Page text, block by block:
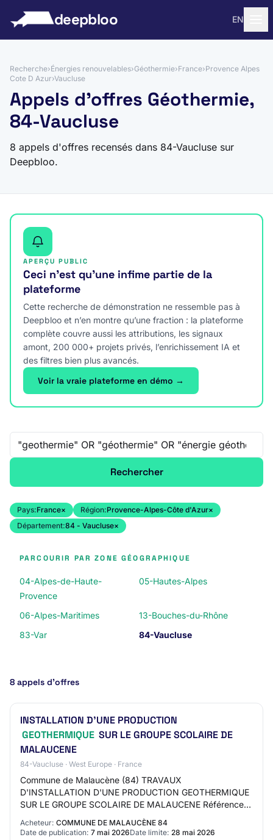
deepbloo EN
Recherche›Énergies renouvelables›Géothermie›France›Provence Alpes
Cote D Azur›Vaucluse
Appels d'offres Géothermie,
84-Vaucluse
8 appels d'offres recensés dans 84-Vaucluse sur
Deepbloo.
APERÇU PUBLIC
Ceci n’est qu’une infime partie de la
plateforme
Cette recherche de démonstration ne ressemble pas à
Deepbloo et n’en montre qu’une fraction : la plateforme
complète couvre aussi les attributions, les signaux
amont, 200 000+ projets privés, l’enrichissement IA et
des filtres bien plus avancés.
Voir la vraie plateforme en démo →
Recherche libre
Rechercher
Pays:France× Région:Provence-Alpes-Côte d'Azur×
Département:84 - Vaucluse×
PARCOURIR PAR ZONE GÉOGRAPHIQUE
04-Alpes-de-Haute-
Provence
05-Hautes-Alpes
06-Alpes-Maritimes
13-Bouches-du-Rhône
83-Var
84-Vaucluse
8 appels d’offres
INSTALLATION D'UNE PRODUCTION
GEOTHERMIQUE SUR LE GROUPE SCOLAIRE DE
MALAUCENE
84-Vaucluse · West Europe · France
Commune de Malaucène (84) TRAVAUX
D'INSTALLATION D'UNE PRODUCTION GEOTHERMIQUE
SUR LE GROUPE SCOLAIRE DE MALAUCENE Référence
Malaucene_84_A_20260507W2_01 Type de marché /
Type de prestation Public (C…
Acheteur: COMMUNE DE MALAUCÈNE 84
Date de publication: 7 mai 2026Date limite: 28 mai 2026